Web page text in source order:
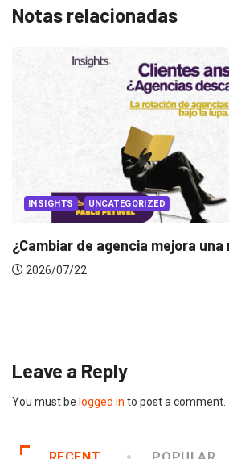
Notas relacionadas
una marca? La...
Leave a Reply
You must be logged in to post a comment.